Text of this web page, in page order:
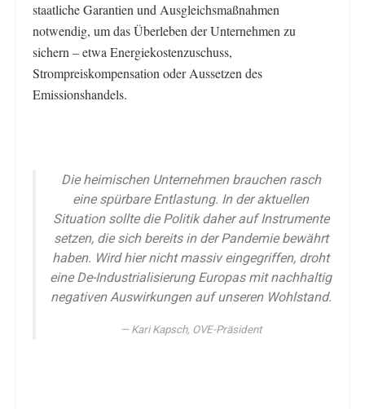
staatliche Garantien und Ausgleichsmaßnahmen
notwendig, um das Überleben der Unternehmen zu
sichern – etwa Energiekostenzuschuss,
Strompreiskompensation oder Aussetzen des
Emissionshandels.
Die heimischen Unternehmen brauchen rasch
eine spürbare Entlastung. In der aktuellen
Situation sollte die Politik daher auf Instrumente
setzen, die sich bereits in der Pandemie bewährt
haben. Wird hier nicht massiv eingegriffen, droht
eine De-Industrialisierung Europas mit nachhaltig
negativen Auswirkungen auf unseren Wohlstand.
Kari Kapsch, OVE-Präsident